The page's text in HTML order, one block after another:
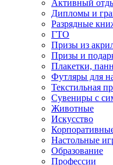
Активный
Дипломы и
Разрядные
ГТО
Призы из
Призы и
Плакетки,
Футляры для
Текстильная
Сувениры с
Животные
Искусство
Настольные
Образование
Профессии